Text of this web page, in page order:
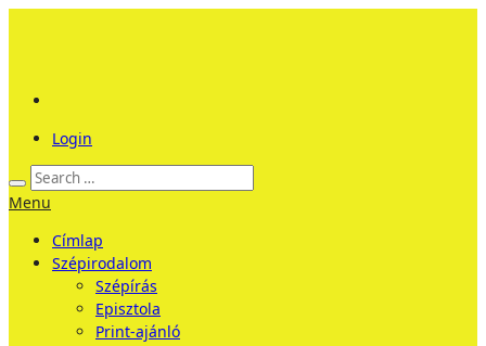
Login
Menu
Címlap
Szépirodalom
Szépírás
Episztola
Print-ajánló